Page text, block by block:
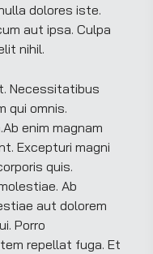
dolores iste.
aut ipsa. Culpa
nihil.
Necessitatibus
qui omnis.
enim magnam
Excepturi magni
quis.
Ab
aut dolorem
Porro
repellat fuga. Et